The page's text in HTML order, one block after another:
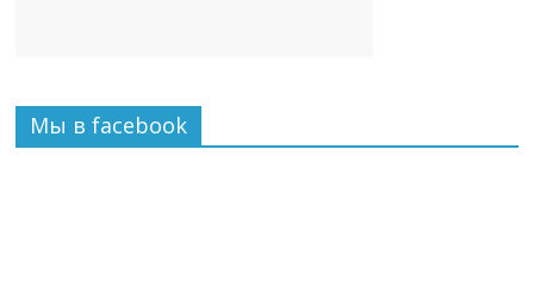
Мы в facebook